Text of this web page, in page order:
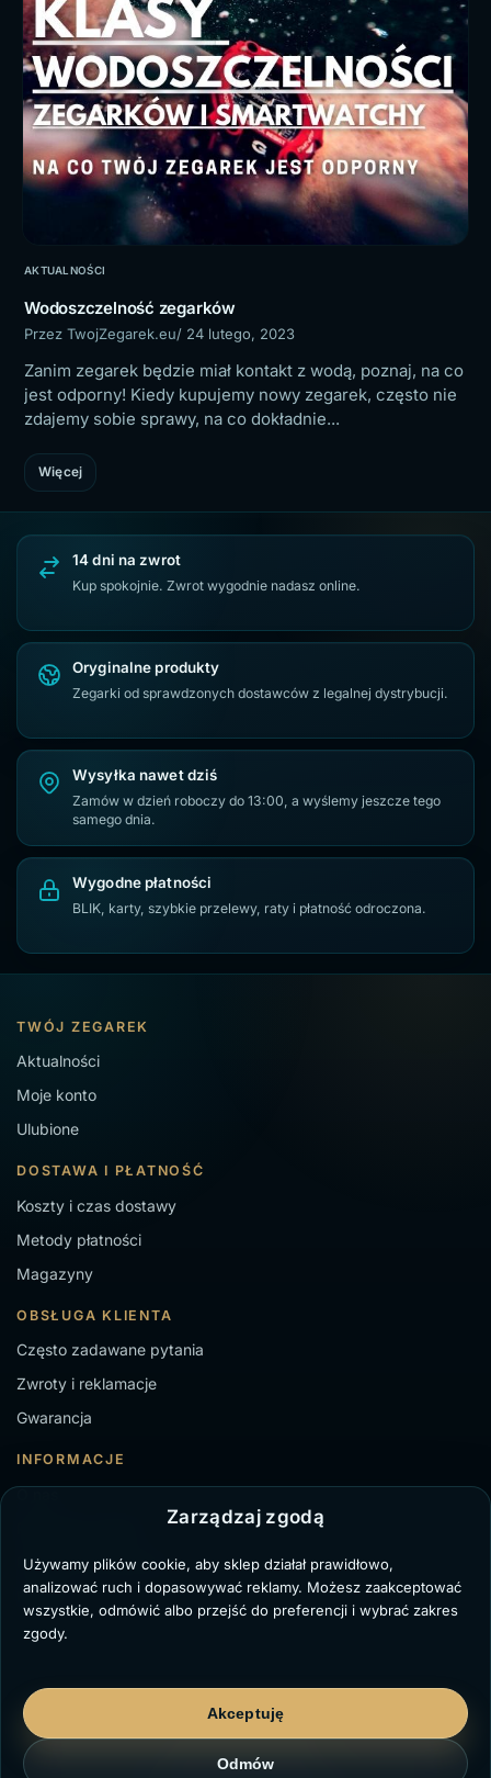
Zarządzaj zgodą
Używamy plików cookie, aby sklep działał prawidłowo,
analizować ruch i dopasowywać reklamy. Możesz zaakceptować
wszystkie, odmówić albo przejść do preferencji i wybrać zakres
zgody.
Akceptuję
Odmów
AKTUALNOŚCI
Wodoszczelność zegarków
Przez TwojZegarek.eu/ 24 lutego, 2023
Zanim zegarek będzie miał kontakt z wodą, poznaj, na co
jest odporny! Kiedy kupujemy nowy zegarek, często nie
zdajemy sobie sprawy, na co dokładnie...
Więcej
14 dni na zwrot
Kup spokojnie. Zwrot wygodnie nadasz online.
Oryginalne produkty
Zegarki od sprawdzonych dostawców z legalnej dystrybucji.
Wysyłka nawet dziś
Zamów w dzień roboczy do 13:00, a wyślemy jeszcze tego
samego dnia.
Wygodne płatności
BLIK, karty, szybkie przelewy, raty i płatność odroczona.
TWÓJ ZEGAREK
Aktualności
Moje konto
Ulubione
DOSTAWA I PŁATNOŚĆ
Koszty i czas dostawy
Metody płatności
Magazyny
OBSŁUGA KLIENTA
Często zadawane pytania
Zwroty i reklamacje
Gwarancja
INFORMACJE
Polityka Prywatności
Kontakt
TZ Paweł Bochenek
NIP: 6431711329
Marii Dąbrowskiej 8/3,